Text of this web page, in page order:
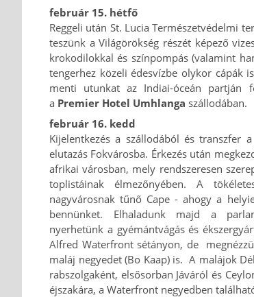
február 15. hétfő
Reggeli után St. Lucia Természetvédelmi
teszünk a Világörökség részét képező
krokodilokkal és színpompás (valamint
tengerhez közeli édesvízbe olykor cápák
menti utunkat az Indiai-óceán partján
a Premier Hotel Umhlanga szállodában.
február 16. kedd
Kijelentkezés a szállodából és transzfer
elutazás Fokvárosba. Érkezés után
afrikai városban, mely rendszeresen
toplistáinak élmezőnyében. A
nagyvárosnak tűnő Cape - ahogy a
bennünket. Elhaladunk majd a
nyerhetünk a gyémántvágás és
Alfred Waterfront sétányon, de
maláj negyedet (Bo Kaap) is. A malájok
rabszolgaként, elsősorban Jáváról és
éjszakára, a Waterfront negyedben